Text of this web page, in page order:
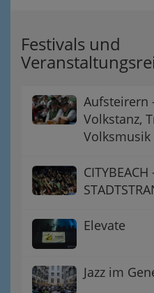
Festivals und
Aufsteirern
Volkstanz,
Volksmusik
CITYBEACH
Elevate
Jazz im